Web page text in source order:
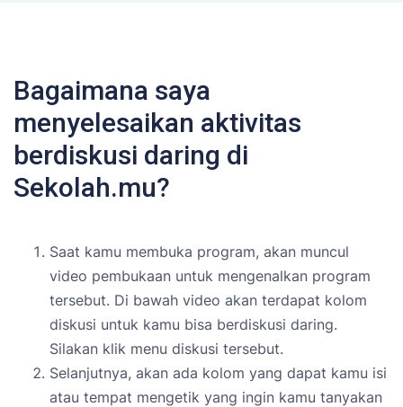
Bagaimana saya
menyelesaikan aktivitas
berdiskusi daring di
Sekolah.mu?
Saat kamu membuka program, akan muncul
video pembukaan untuk mengenalkan program
tersebut. Di bawah video akan terdapat kolom
diskusi untuk kamu bisa berdiskusi daring.
Silakan klik menu diskusi tersebut.
Selanjutnya, akan ada kolom yang dapat kamu isi
atau tempat mengetik yang ingin kamu tanyakan